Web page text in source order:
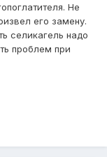
Не
его замену.
селикагель надо
проблем при